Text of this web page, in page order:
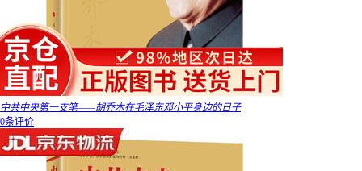
中共中央第一支笔——胡乔木在毛泽东邓小平身边的日子
0条评价